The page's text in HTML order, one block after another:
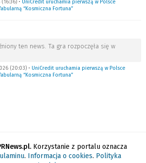
• UniCredit uruchamia pierwszą w Polsce
“Kosmiczna Fortuna”
ten news. Ta gra rozpoczęła się w
(20:03) • UniCredit uruchamia pierwszą w Polsce
“Kosmiczna Fortuna”
Korzystanie z portalu oznacza
. Informacja o cookies. Polityka